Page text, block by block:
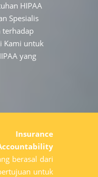
HIPAA
Spesialis
terhadap
Kami untuk
yang
berasal dari
untuk